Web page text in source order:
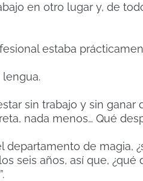
en otro lugar y, de
estaba
lengua.
sin trabajo y sin
nada menos… Qué
departamento de magia,
seis años, así que,